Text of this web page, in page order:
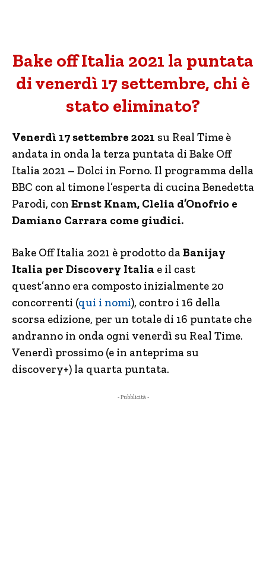
Bake off Italia 2021 la puntata
di venerdì 17 settembre, chi è
stato eliminato?
Venerdì 17 settembre 2021 su Real Time è
andata in onda la terza puntata di Bake Off
Italia 2021 – Dolci in Forno. Il programma della
BBC con al timone l’esperta di cucina Benedetta
Parodi, con Ernst Knam, Clelia d’Onofrio e
Damiano Carrara come giudici.
Bake Off Italia 2021 è prodotto daBanijay
Italia per Discovery Italia e il cast
quest’anno era composto inizialmente 20
concorrenti (qui i nomi), contro i 16 della
scorsa edizione, per un totale di 16 puntate che
andranno in onda ogni venerdì su Real Time.
Venerdì prossimo (e in anteprima su
discovery+) la quarta puntata.
- Pubblicità -